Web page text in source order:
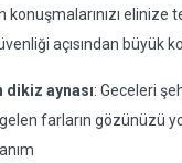
konuşmalarınızı elinize
açısından büyük
aynası: Geceleri
farların gözünüzü